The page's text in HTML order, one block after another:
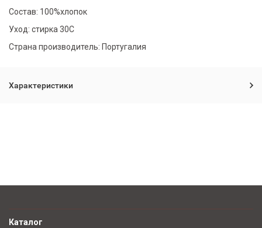
Состав: 100%хлопок
Уход: стирка 30С
Страна производитель: Португалия
Характеристики
Каталог